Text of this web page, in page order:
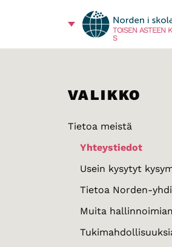
TOISEN ASTEEN
S
VALIKKO
Tietoa meistä
Yhteystiedot
Usein kysytyt
Tietoa Norden-
Muita